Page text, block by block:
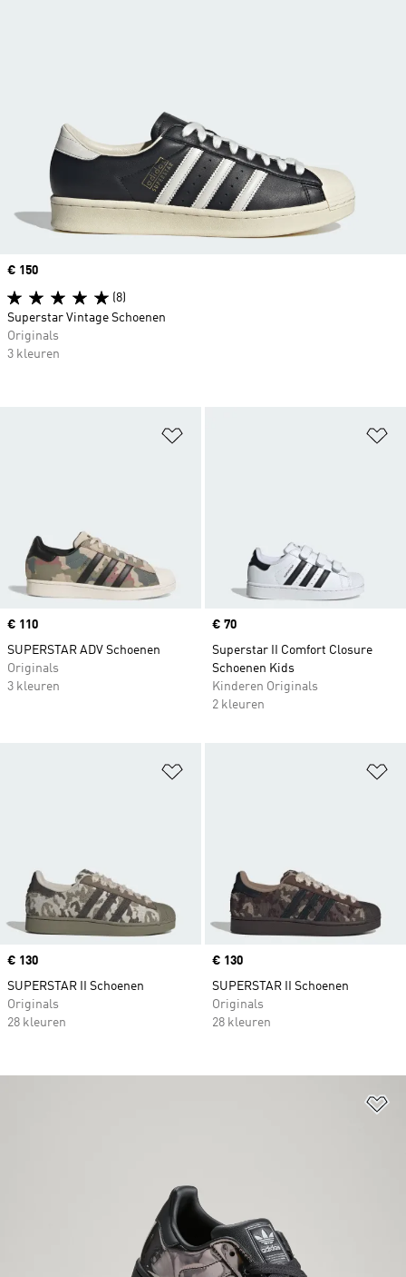
Price
€ 110
SUPERSTAR ADV Schoenen
Originals
3 kleuren
Price
€ 70
Superstar II Comfort Closure
Schoenen Kids
Kinderen Originals
2 kleuren
Price
€ 130
SUPERSTAR II Schoenen
Originals
28 kleuren
Price
€ 130
SUPERSTAR II Schoenen
Originals
28 kleuren
Price
€ 150
(8)
Superstar Vintage Schoenen
Originals
3 kleuren